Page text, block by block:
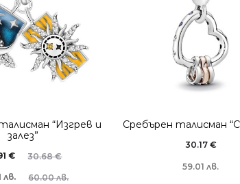
“Изгрев и
залез”
30.68€
€
60.00 лв.
лв.
Сребърен талисман
30.17 €
59.01 лв.